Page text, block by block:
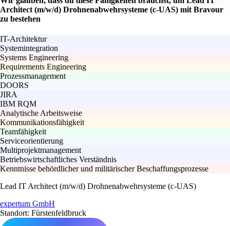
Architect (m/w/d) Drohnenabwehrsysteme (c-UAS) mit Bravour
zu bestehen
IT-Architektur
Systemintegration
Systems Engineering
Requirements Engineering
Prozessmanagement
DOORS
JIRA
IBM RQM
Analytische Arbeitsweise
Kommunikationsfähigkeit
Teamfähigkeit
Serviceorientierung
Multiprojektmanagement
Betriebswirtschaftliches Verständnis
Kenntnisse behördlicher und militärischer Beschaffungsprozesse
Lead IT Architect (m/w/d) Drohnenabwehrsysteme (c-UAS)
expertum GmbH
Standort: Fürstenfeldbruck